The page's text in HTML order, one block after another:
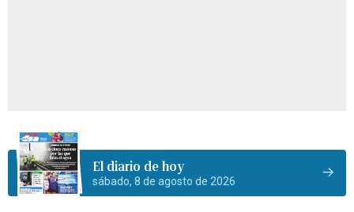
El diario de hoy
sábado, 8 de agosto de 2026